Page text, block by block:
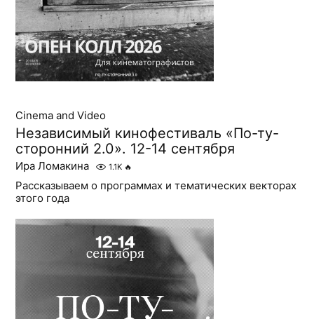
Cinema and Video
Независимый кинофестиваль «По-ту-
сторонний 2.0». 12-14 сентября
Ира Ломакина 1.1K 🔥
Рассказываем о программах и тематических векторах
этого года